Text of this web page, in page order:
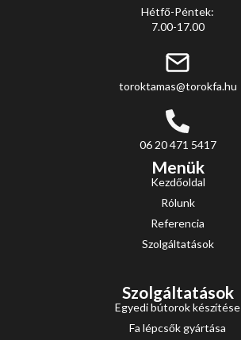
Hétfő-Péntek:
7.00-17.00
toroktamas@torokfa.hu
06 20 471 5417
Menük
Kezdőoldal
Rólunk
Referencia
Szolgáltatások
Szolgáltatások
Egyedi bútorok készítése
Fa lépcsők gyártása